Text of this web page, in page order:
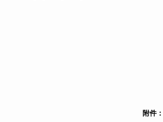
附件：